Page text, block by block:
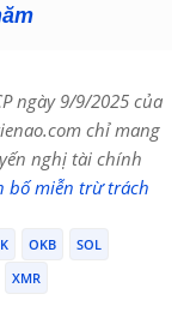
ngày 9/9/2025 của
chỉ mang
nghị tài chính
bố miễn trừ trách
OKB
SOL
XMR